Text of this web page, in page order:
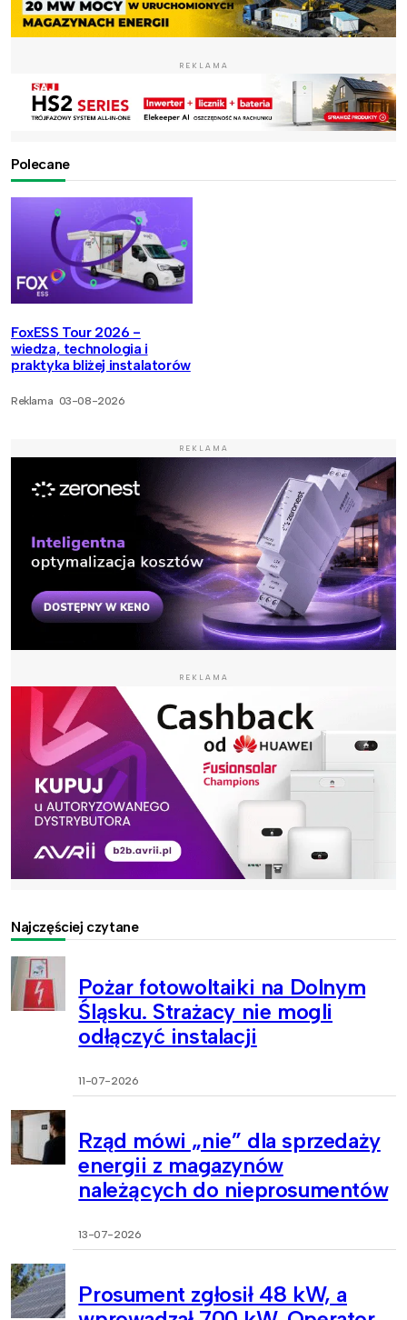
REKLAMA
Polecane
FoxESS Tour 2026 -
wiedza, technologia i
praktyka bliżej instalatorów
Reklama 03-08-2026
REKLAMA
REKLAMA
Najczęściej czytane
Pożar fotowoltaiki na Dolnym
Śląsku. Strażacy nie mogli
odłączyć instalacji
11-07-2026
Rząd mówi „nie” dla sprzedaży
energii z magazynów
należących do nieprosumentów
13-07-2026
Prosument zgłosił 48 kW, a